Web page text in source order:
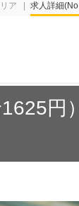
ア 求人詳細
円